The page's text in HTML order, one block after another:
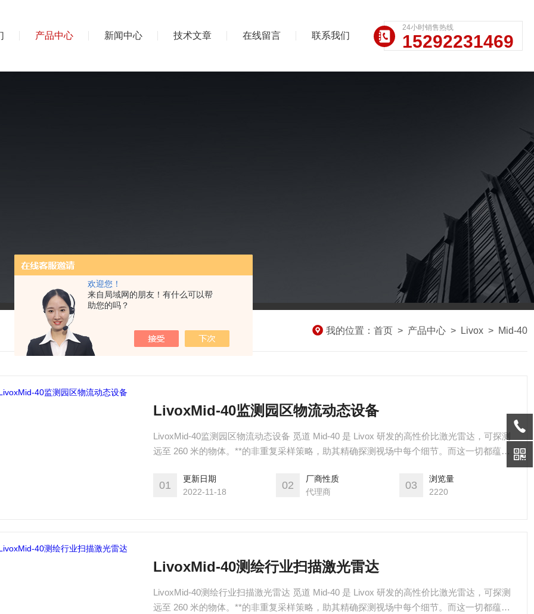
欢迎您！
来自局域网的朋友！有什么可以帮
助您的吗？
产品中心 新闻中心 技术文章 在线留言 联系我们
24小时销售热线
15292231469
我的位置： 首页 > 产品中心 > Livox > Mid-40
LivoxMid-40监测园区物流动态设备
LivoxMid-40监测园区物流动态设备 觅道 Mid-40 是 Livox 研发的高性价比激光雷达，可探测
远至 260 米的物体。**的非重复采样策略，助其精确探测视场中每个细节。而这一切都蕴含
于小 巧的机身中，可轻松嵌入各种平台。觅道-40 现已实现大规模量产，可立即货，助力移
动机器人、园区物流、车路协同、测绘、安防等领域从小批量测试走向大规模应用。
01
更新日期
2022-11-18
02
厂商性质
代理商
03
浏览量
2220
LivoxMid-40测绘行业扫描激光雷达
LivoxMid-40测绘行业扫描激光雷达 觅道 Mid-40 是 Livox 研发的高性价比激光雷达，可探测
远至 260 米的物体。**的非重复采样策略，助其精确探测视场中每个细节。而这一切都蕴含